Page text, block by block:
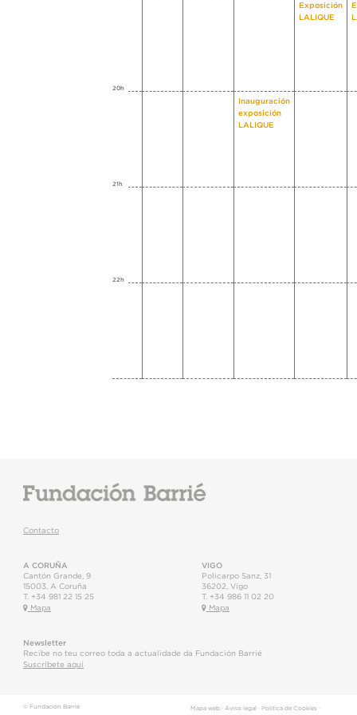
Exposición
LALIQUE
20h
Inauguración
exposición
LALIQUE
21h
22h
Contacto
A CORUÑA
Cantón Grande, 9
15003
A Coruña
T. +34 981 22 15 25
Mapa
VIGO
Policarpo Sanz, 31
36202 Vigo
T. +34 986 11 02 20
Mapa
Newsletter
Recibe no teu correo toda a actualidade da Fundación Barrié
Suscríbete aquí
© Fundación Barrié Mapa web· Aviso legal · Política de Cookies ·